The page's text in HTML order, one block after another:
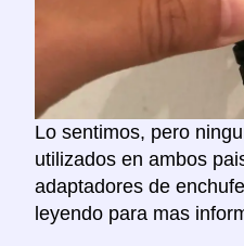
Lo sentimos, pero
utilizados en ambos
adaptadores de
leyendo para mas